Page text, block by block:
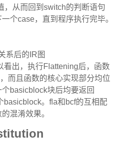
，从而回到 switch的判断语句
一个case，直到程序执行完毕。
系后的 IR 图
看出，执行Flattening后，函数
而且函数的核心实现部分均位
个basicblock块后均要返回
basicblock。 fla和 bcf的互相配
混淆效果。